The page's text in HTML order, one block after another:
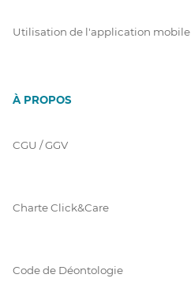
Utilisation de l'application mobile
À PROPOS
CGU / GGV
Charte Click&Care
Code de Déontologie